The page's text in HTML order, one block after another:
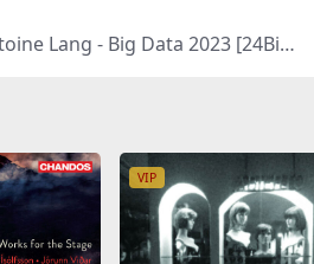
Lang - Big Data 2023 [24Bit/
VIP